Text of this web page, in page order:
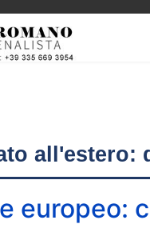
all'estero:
europeo: